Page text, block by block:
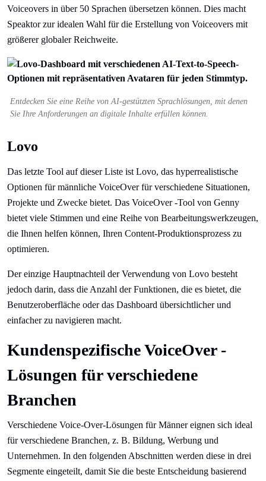
Voiceovers in über 50 Sprachen übersetzen können. Dies macht
Speaktor zur idealen Wahl für die Erstellung von Voiceovers mit
größerer globaler Reichweite.
Entdecken Sie eine Reihe von AI-gestützten Sprachlösungen, mit denen
Sie Ihre Anforderungen an digitale Inhalte erfüllen können.
Lovo
Das letzte Tool auf dieser Liste ist Lovo, das hyperrealistische
Optionen für männliche VoiceOver für verschiedene Situationen,
Projekte und Zwecke bietet. Das VoiceOver -Tool von Genny
bietet viele Stimmen und eine Reihe von Bearbeitungswerkzeugen,
die Ihnen helfen können, Ihren Content-Produktionsprozess zu
optimieren.
Der einzige Hauptnachteil der Verwendung von Lovo besteht
jedoch darin, dass die Anzahl der Funktionen, die es bietet, die
Benutzeroberfläche oder das Dashboard übersichtlicher und
einfacher zu navigieren macht.
Kundenspezifische VoiceOver -
Lösungen für verschiedene
Branchen
Verschiedene Voice-Over-Lösungen für Männer eignen sich ideal
für verschiedene Branchen, z. B. Bildung, Werbung und
Unternehmen. In den folgenden Abschnitten werden diese in drei
Segmente eingeteilt, damit Sie die beste Entscheidung basierend